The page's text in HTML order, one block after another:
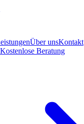
Über unsKontakt
Kostenlose Beratung